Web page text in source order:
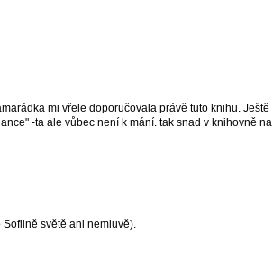
mi vřele doporučovala právě tuto knihu. Ještě
-ta ale vůbec není k mání. tak snad v knihovně na
světě ani nemluvě).